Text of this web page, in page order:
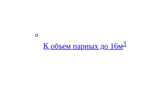
К объем парных до 16м3